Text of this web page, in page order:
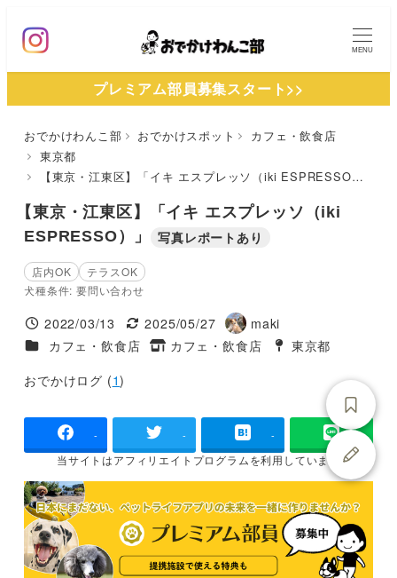
ン
MENU
プレミアム部員募集スタート>>
おでかけわんこ部 おでかけスポット
カフェ・飲食店
東京都
【東京・江東区】「イキ エスプレッソ（iki ESPRESSO）」
【東京・江東区】「イキ エスプレッソ（iki
ESPRESSO）」
写真レポートあり
店内OK
テラスOK
犬種条件: 要問い合わせ
投稿日
2022/03/13
更新日
2025/05/27
著
者
maki
施設ジャンル
カフェ・飲食店
タグ
カフェ・飲食店
タグ
東京都
おでかけログ (1)
- - -
当サイトはアフィリエイトプログラムを利用しています